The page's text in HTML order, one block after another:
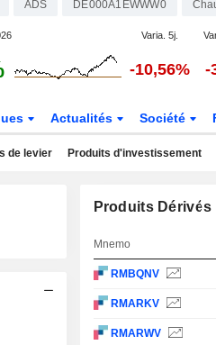
ADS DE000A1EWWW0
Varia. 5j.
-10,56% -
Actualités Société
de levier Produits d'investissement
Produits Dérivés
Mnemo
RMBQNV
RMARKV
RMARWV